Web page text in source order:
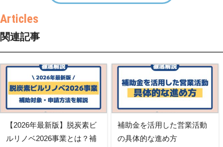
関連記事
【2026年最新版】脱炭素ビ
ルリノベ2026事業とは？補
補助金を活用した営業活動
の具体的な進め方